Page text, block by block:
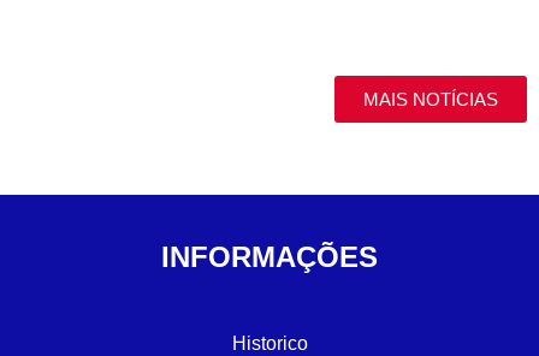
MAIS NOTÍCIAS
INFORMAÇÕES
Historico